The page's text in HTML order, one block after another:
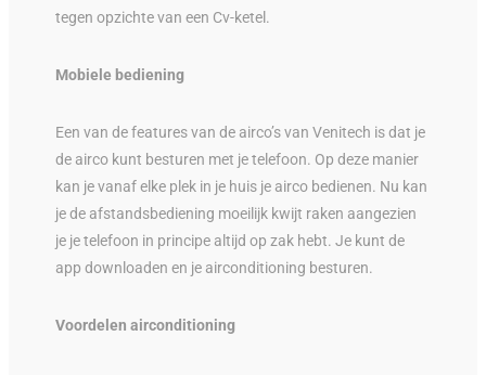
tegen opzichte van een Cv-ketel.
Mobiele bediening
Een van de features van de airco’s van Venitech is dat je
de airco kunt besturen met je telefoon. Op deze manier
kan je vanaf elke plek in je huis je airco bedienen. Nu kan
je de afstandsbediening moeilijk kwijt raken aangezien
je je telefoon in principe altijd op zak hebt. Je kunt de
app downloaden en je airconditioning besturen.
Voordelen airconditioning